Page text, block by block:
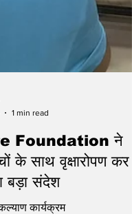
1 min read
Foundation ने
के साथ वृक्षारोपण कर
बड़ा संदेश